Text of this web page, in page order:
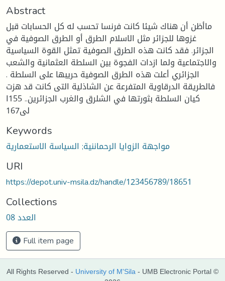
Abstract
ماأظن أن هناك شيئا كانت فرنسا تحسب له كل الحسابات قبل
غزوها للجزائر مثل الاسلام الطرق أو الطرق الصوفية في
الجزائر. فقد كانت هذه الطرق الصوفية تمثل القوة السياسية
والاجتماعية ولما ازدات الفجوة بين السلطة العثمانية والشعب
الجزائري أعلت هذه الطرق الصوفية حريبها على السلطة .
فالطريقة الدرقاوية المتفرعة عن الشاذلية التى كانت قد هزت
كيان السلطة بثورتها في الشلرق والغرب الجزائرين.. 155ا
لى167
Keywords
مواجهة الزوايا الرحماننية; السياسة الاستعمارية
URI
https://depot.univ-msila.dz/handle/123456789/18651
Collections
العدد 08
Full item page
All Rights Reserved - University of M'Sila - UMB Electronic Portal ©